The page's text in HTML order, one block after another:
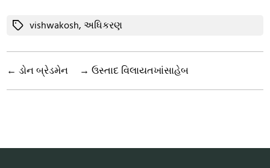
Tagsvishwakosh,અધિકરણ
← ડોન બ્રેડમેન → ઉસ્તાદ વિલાયતખાંસાહેબ